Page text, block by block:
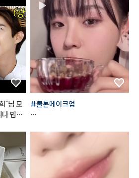
사이즈가 작아서 보관하기도 좋고
휴대하기도 편해서 여행이나 외출
할 때 챙겨가기에도 부담 없더라고
요. 사용 방법도 간단해서 어렵지
않게 사용할 수 있었고, 색상도 제
가 원하던 느낌으로 자연스럽게 나
와서 마음에 들었어요 🤎
처음 사용할 때는 눈썹 주변이 살짝
따갑게 느껴졌는데, 크림을 충분히
꼼꼼하게 발라주니까 괜찮았어요.
도 만족스러워서 다 쓰면 재구매할
의사 있어요 :)
작고 간편하면서 색상까지 만족스
러워서 눈썹 염색할 때 잘 사용할
"님 모
밥그
#쿨톤메이크업
Base
#한스킨
다크써클 커버컨실러 '로
지'
비체밤 01